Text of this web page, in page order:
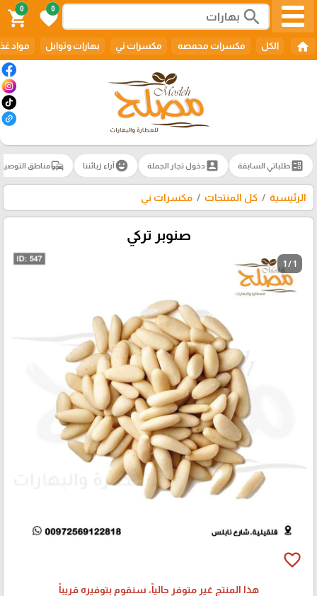
search
0
favorite
0
shopping_cart
home الكل مكسرات محمصه مكسرات ني بهارات وتوابل مواد
ballotطلباتي السابقة account_box دخول تجار الجملة emoji_emotionsآراء زبائننا commuteمناطق
الرئيسية كل المنتجات مكسرات ني
صنوبر تركي
1 / 1
favorite_border
هذا المنتج غير متوفر حالياً، سنقوم بتوفيره قريباً